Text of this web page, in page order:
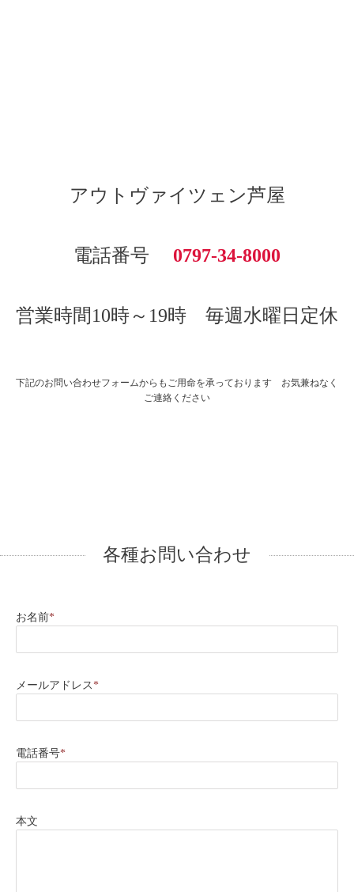
アウトヴァイツェン芦屋
電話番号 0797-34-8000
営業時間10時～19時 毎週水曜日定休
下記のお問い合わせフォームからもご用命を承っております お気兼ねなく
ご連絡ください
各種お問い合わせ
お名前*
メールアドレス*
電話番号*
本文